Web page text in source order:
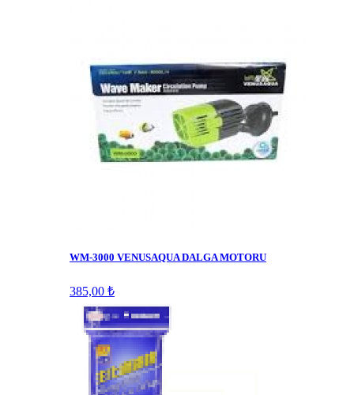
WM-3000 VENUSAQUA DALGA MOTORU
385,00 ₺